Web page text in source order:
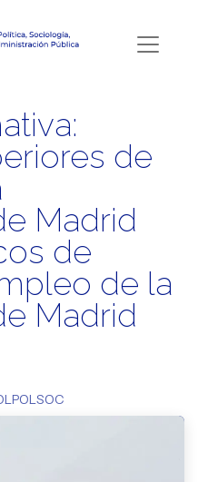
de
Madrid
de
de la
Madrid